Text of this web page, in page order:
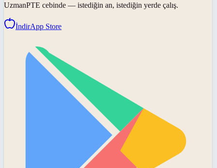
UzmanPTE cebinde — istediğin an, istediğin yerde çalış.
İndirApp Store